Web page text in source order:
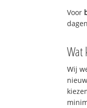
Voor
Wat
Wij